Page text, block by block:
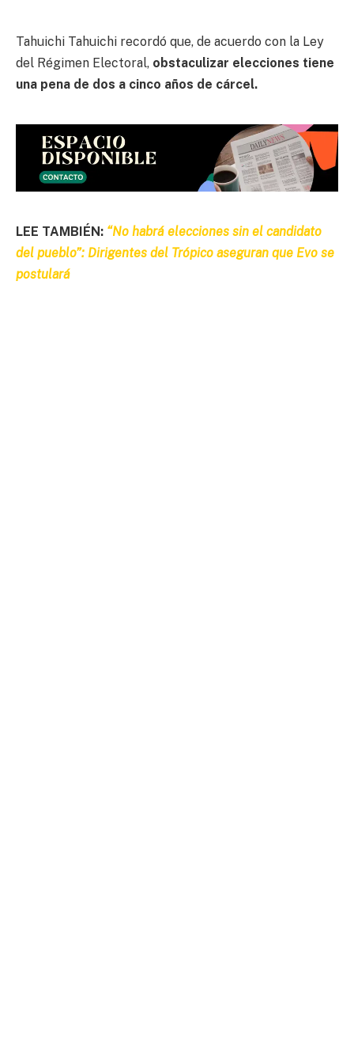
Tahuichi Tahuichi recordó que, de acuerdo con la Ley
del Régimen Electoral, obstaculizar elecciones tiene
una pena de dos a cinco años de cárcel.
LEE TAMBIÉN: “No habrá elecciones sin el candidato
del pueblo”: Dirigentes del Trópico aseguran que Evo se
postulará